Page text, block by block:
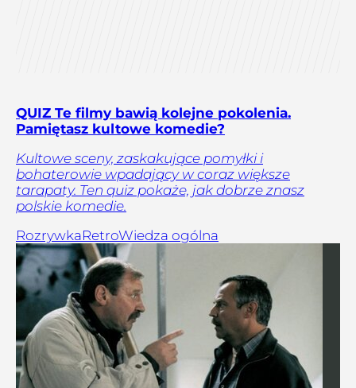
QUIZ Te filmy bawią kolejne pokolenia.
Pamiętasz kultowe komedie?
Kultowe sceny, zaskakujące pomyłki i
bohaterowie wpadający w coraz większe
tarapaty. Ten quiz pokaże, jak dobrze znasz
polskie komedie.
RozrywkaRetroWiedza ogólna